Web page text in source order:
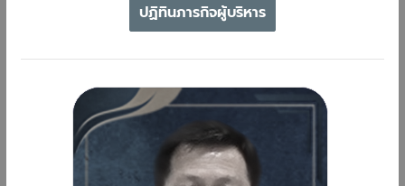
ปฏิทินภารกิจผู้บริหาร